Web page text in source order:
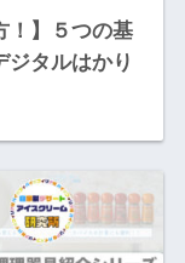
！】５つの基
ジタルはかり